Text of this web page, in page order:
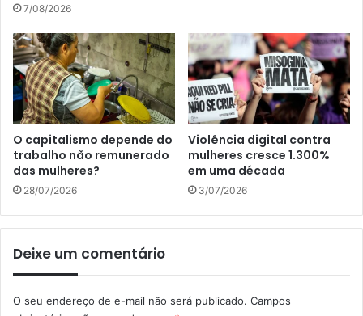
7/08/2026
O capitalismo depende do
trabalho não remunerado
das mulheres?
28/07/2026
Violência digital contra
mulheres cresce 1.300%
em uma década
3/07/2026
Deixe um comentário
O seu endereço de e-mail não será publicado. Campos